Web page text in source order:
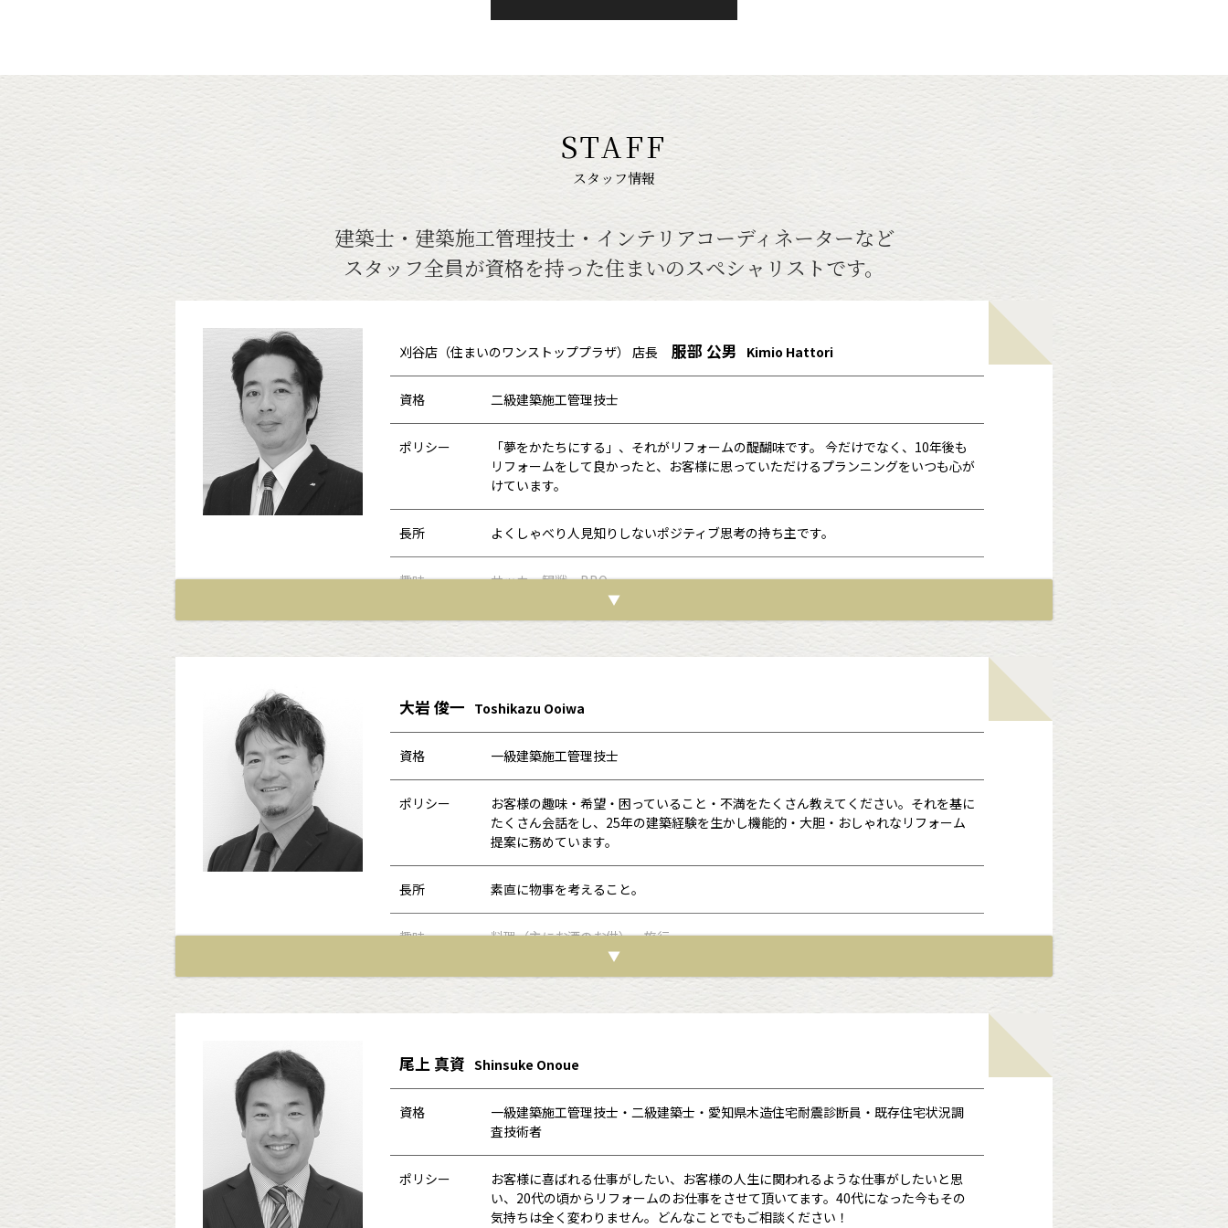
STAFF
スタッフ情報
建築士・建築施工管理技士・インテリアコーディネーターなど
スタッフ全員が資格を持った住まいのスペシャリストです。
▼
刈谷店（住まいのワンストッププラザ） 店長 服部 公男 Kimio Hattori
資格 二級建築施工管理技士
ポリシー
「夢をかたちにする」、それがリフォームの醍醐味です。 今だけでなく、10年後も
リフォームをして良かったと、お客様に思っていただけるプランニングをいつも心が
けています。
長所 よくしゃべり人見知りしないポジティブ思考の持ち主です。
趣味 サッカー観戦、BBQ
好きな言葉 諦めたらそこで試合終了ですよ！
▼
大岩 俊一 Toshikazu Ooiwa
資格 一級建築施工管理技士
ポリシー
お客様の趣味・希望・困っていること・不満をたくさん教えてください。それを基に
たくさん会話をし、25年の建築経験を生かし機能的・大胆・おしゃれなリフォーム
提案に務めています。
長所 素直に物事を考えること。
趣味 料理（主にお酒のお供）・旅行
好きな言葉 利他の心 徳を積む
尾上 真資 Shinsuke Onoue
資格
一級建築施工管理技士・二級建築士・愛知県木造住宅耐震診断員・既存住宅状況調
査技術者
ポリシー
お客様に喜ばれる仕事がしたい、お客様の人生に関われるような仕事がしたいと思
い、20代の頃からリフォームのお仕事をさせて頂いてます。40代になった今もその
気持ちは全く変わりません。どんなことでもご相談ください！